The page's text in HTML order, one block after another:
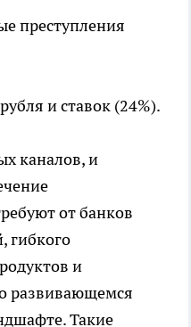
преступления
и ставок (24%).
каналов, и
от банков
гибкого
и
развивающемся
Такие